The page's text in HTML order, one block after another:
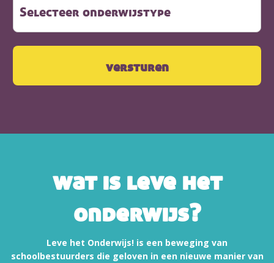
wat is leve het
onderwijs?
Leve het Onderwijs! is een beweging van
schoolbestuurders die geloven in een nieuwe manier van